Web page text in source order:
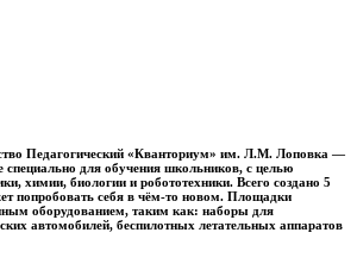
Педагогический «Кванториум» им. Л.М. Лоповка —
специально для обучения школьников, с целью
химии, биологии и робототехники. Всего создано 5
попробовать себя в чём-то новом. Площадки
оборудованием, таким как: наборы для
автомобилей, беспилотных летательных аппаратов